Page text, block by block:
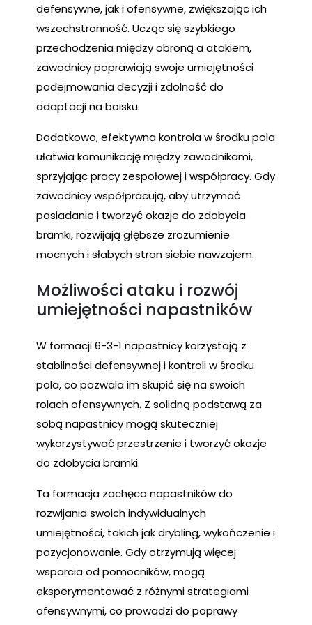
defensywne, jak i ofensywne, zwiększając ich
wszechstronność. Ucząc się szybkiego
przechodzenia między obroną a atakiem,
zawodnicy poprawiają swoje umiejętności
podejmowania decyzji i zdolność do
adaptacji na boisku.
Dodatkowo, efektywna kontrola w środku pola
ułatwia komunikację między zawodnikami,
sprzyjając pracy zespołowej i współpracy. Gdy
zawodnicy współpracują, aby utrzymać
posiadanie i tworzyć okazje do zdobycia
bramki, rozwijają głębsze zrozumienie
mocnych i słabych stron siebie nawzajem.
Możliwości ataku i rozwój
umiejętności napastników
W formacji 6-3-1 napastnicy korzystają z
stabilności defensywnej i kontroli w środku
pola, co pozwala im skupić się na swoich
rolach ofensywnych. Z solidną podstawą za
sobą napastnicy mogą skuteczniej
wykorzystywać przestrzenie i tworzyć okazje
do zdobycia bramki.
Ta formacja zachęca napastników do
rozwijania swoich indywidualnych
umiejętności, takich jak drybling, wykończenie i
pozycjonowanie. Gdy otrzymują więcej
wsparcia od pomocników, mogą
eksperymentować z różnymi strategiami
ofensywnymi, co prowadzi do poprawy